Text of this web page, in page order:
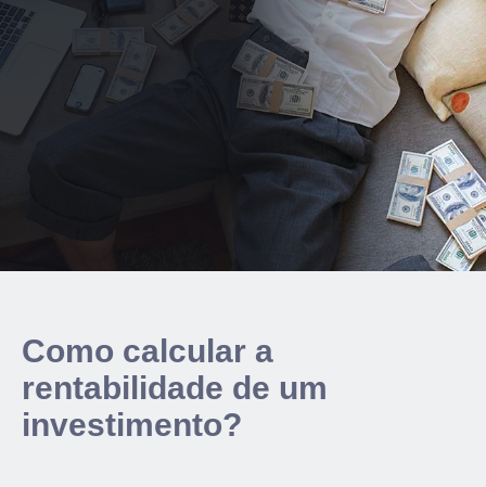
Como calcular a
rentabilidade de um
investimento?